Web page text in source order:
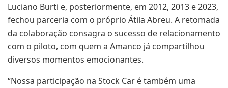
Luciano Burti e, posteriormente, em 2012, 2013 e 2023,
fechou parceria com o próprio Átila Abreu. A retomada
da colaboração consagra o sucesso de relacionamento
com o piloto, com quem a Amanco já compartilhou
diversos momentos emocionantes.
“Nossa participação na Stock Car é também uma